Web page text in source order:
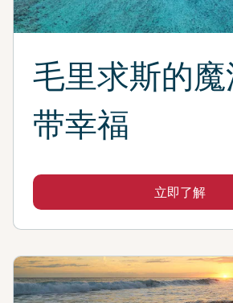
毛里求斯的
带幸福
立即了解